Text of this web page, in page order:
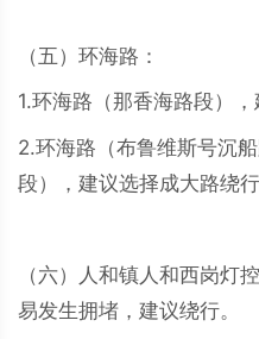
（五）环海路：
1.环海路（那香海路段），
2.环海路（布鲁维斯号沉
段），建议选择成大路绕
（六）人和镇人和西岗灯
易发生拥堵，建议绕行。